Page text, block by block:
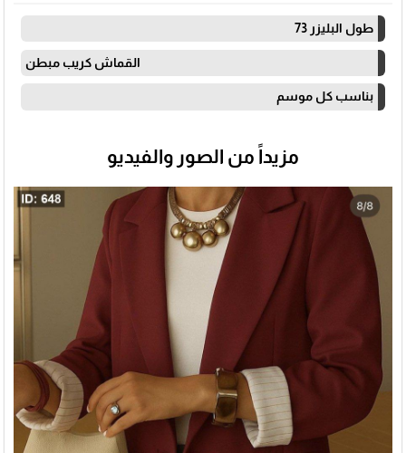
طول البليزر 73
بناسب كل موسم
مزيداً من الصور والفيديو